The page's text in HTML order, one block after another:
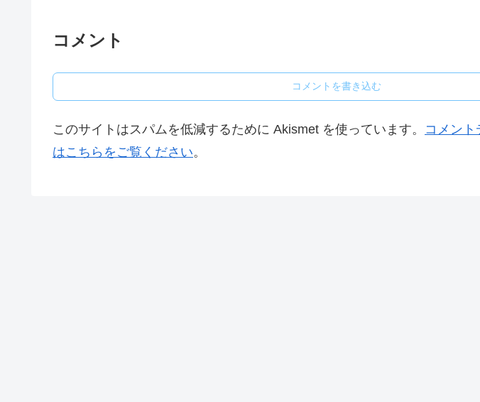
コメント
コメントを書き込む
このサイトはスパムを低減するために Akismet を使っています。 コメント
はこちらをご覧ください。